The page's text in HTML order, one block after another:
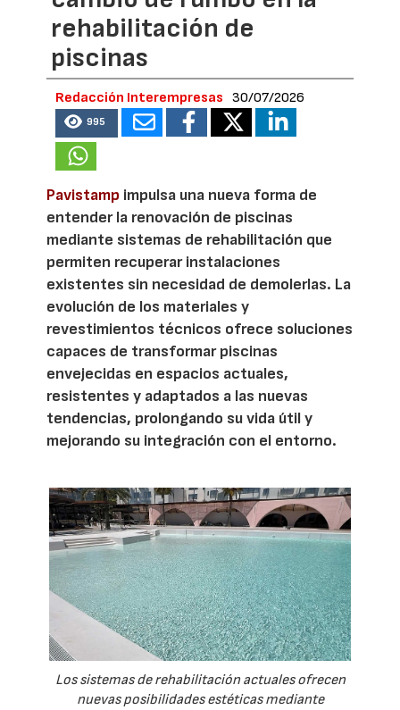
rehabilitación de
piscinas
Redacción Interempresas 30/07/2026
995
Pavistamp impulsa una nueva forma de
entender la renovación de piscinas
mediante sistemas de rehabilitación que
permiten recuperar instalaciones
existentes sin necesidad de demolerlas. La
evolución de los materiales y
revestimientos técnicos ofrece soluciones
capaces de transformar piscinas
envejecidas en espacios actuales,
resistentes y adaptados a las nuevas
tendencias, prolongando su vida útil y
mejorando su integración con el entorno.
Los sistemas de rehabilitación actuales ofrecen
nuevas posibilidades estéticas mediante